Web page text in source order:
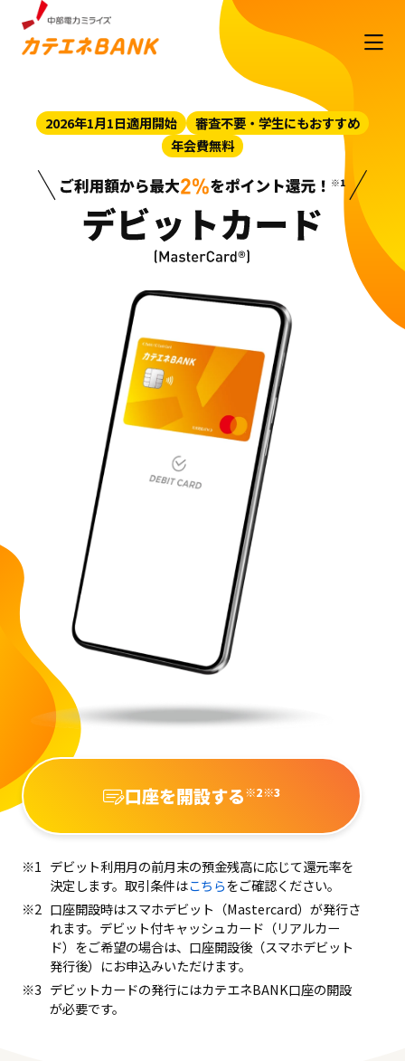
2026年1月1日適用開始
審査不要・学生にもおすすめ
年会費無料
口座を開設する※2※3
デビット利用月の前月末の預金残高に応じて還元率を
決定します。取引条件はこちらをご確認ください。
口座開設時はスマホデビット（Mastercard）が発行さ
れます。デビット付キャッシュカード（リアルカー
ド）をご希望の場合は、口座開設後（スマホデビット
発行後）にお申込みいただけます。
デビットカードの発行にはカテエネBANK口座の開設
が必要です。